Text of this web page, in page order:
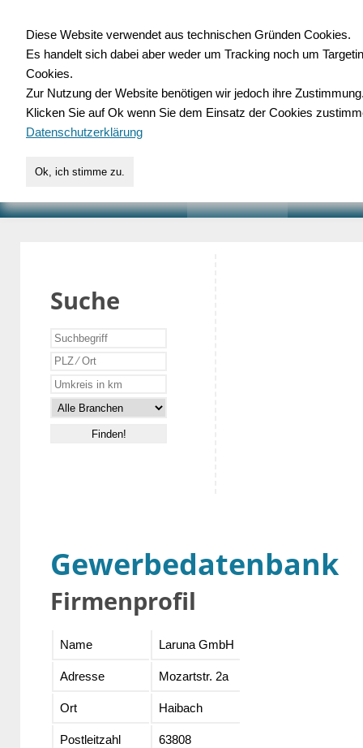
für Handwerk,
Suche
Gewerbedatenbank
Firmenprofil
Name Laruna GmbH
Adresse Mozartstr. 2a
Ort Haibach
Postleitzahl 63808
Diese Website verwendet aus technischen Gründen Cookies.
Es handelt sich dabei aber weder um Tracking noch um
Cookies.
Zur Nutzung der Website benötigen wir jedoch ihre
Klicken Sie auf Ok wenn Sie dem Einsatz der Cookies
Datenschutzerklärung
Ok, ich stimme zu.